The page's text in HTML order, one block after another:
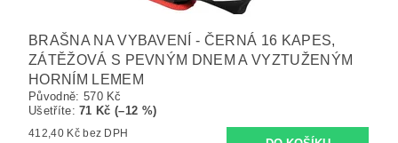
BRAŠNA NA VYBAVENÍ - ČERNÁ 16 KAPES,
ZÁTĚŽOVÁ S PEVNÝM DNEM A VYZTUŽENÝM
HORNÍM LEMEM
Původně: 570 Kč
Ušetříte:71 Kč (–12 %)
412,40 Kč bez DPH